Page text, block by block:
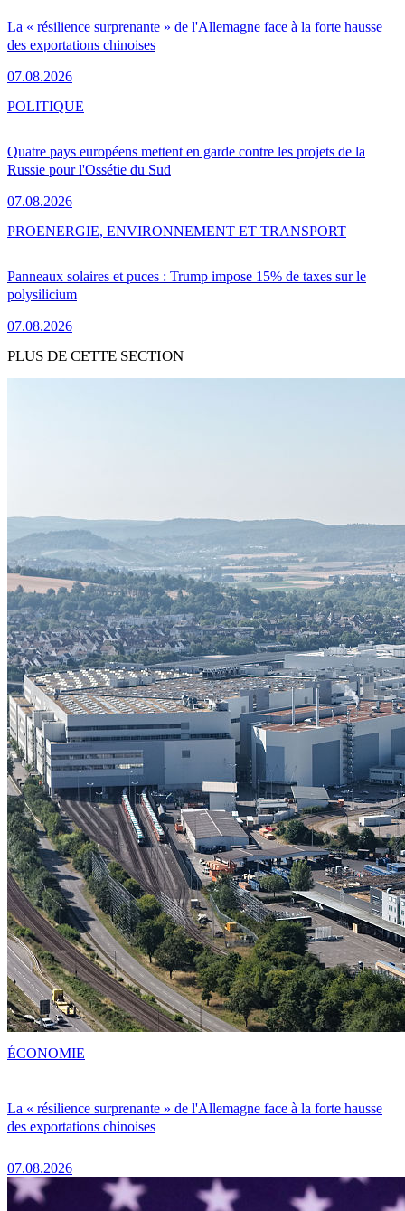
La « résilience surprenante » de l'Allemagne face à la forte hausse
des exportations chinoises
07.08.2026
Quatre pays européens mettent en garde contre les projets de la
Russie pour l'Ossétie du Sud
07.08.2026
POLITIQUE
Panneaux solaires et puces : Trump impose 15% de taxes sur le
polysilicium
07.08.2026
PROENERGIE, ENVIRONNEMENT ET TRANSPORT
PLUS DE CETTE SECTION
La « résilience surprenante » de l'Allemagne face à la forte hausse
des exportations chinoises
07.08.2026
ÉCONOMIE